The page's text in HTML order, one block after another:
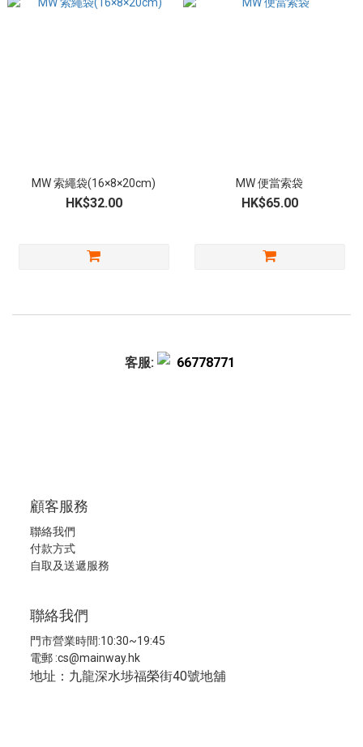
MW 索繩袋(16×8×20cm)
HK$32.00
MW 便當索袋
HK$65.00
客服: 66778771
顧客服務
聯絡我們
付款方式
自取及送遞服務
聯絡我們
門市營業時間:10:30~19:45
電郵 :cs@mainway.hk
地址：九龍深水埗福榮街40號地舖